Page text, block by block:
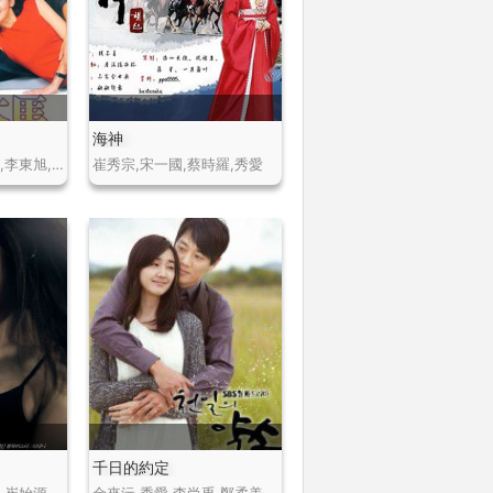
金南鎮,張瑞希,秀愛,李東旭,柳秀榮
海神
崔秀宗,宋一國,蔡時羅,秀愛
千日的約定